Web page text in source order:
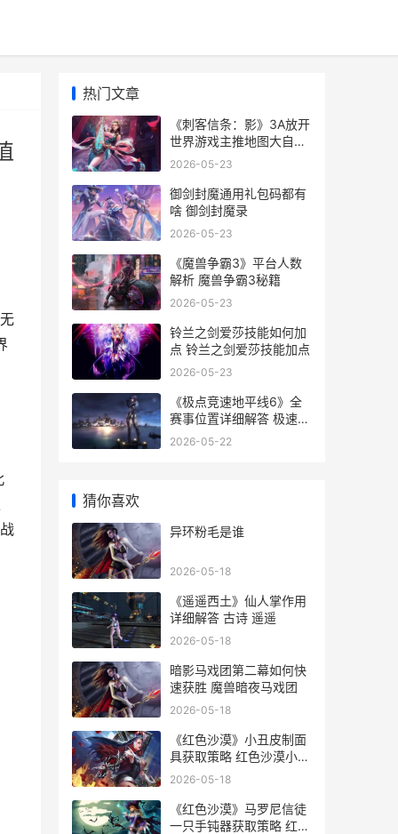
热门文章
《刺客信条：影》3A放开
世界游戏主推地图大自由
度高的刺客信条影为何值
主杀不杀
2026-05-23
御剑封魔通用礼包码都有
啥 御剑封魔录
2026-05-23
《魔兽争霸3》平台人数
解析 魔兽争霸3秘籍
2026-05-23
铃兰之剑爱莎技能如何加
点 铃兰之剑爱莎技能加点
2026-05-23
《极点竞速地平线6》全
赛事位置详细解答 极速竞
技地平线手机版下载
2026-05-22
猜你喜欢
异环粉毛是谁
2026-05-18
《遥遥西土》仙人掌作用
详细解答 古诗 遥遥
2026-05-18
暗影马戏团第二幕如何快
速获胜 魔兽暗夜马戏团
2026-05-18
《红色沙漠》小丑皮制面
具获取策略 红色沙漠小地
图不显示敌人
2026-05-18
《红色沙漠》马罗尼信徒
一只手钝器获取策略 红色